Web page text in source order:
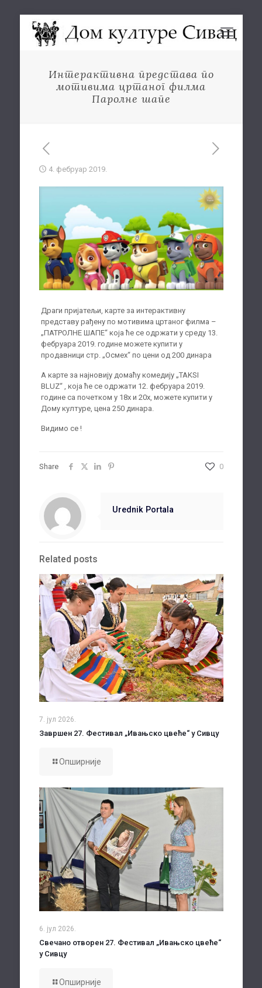
Интерактивна представа по
мотивима цртаног филма
Паролне шапе
4. фебруар 2019.
Драги пријатељи, карте за интерактивну
представу рађену по мотивима цртаног филма –
„ПАТРОЛНЕ ШАПЕ“ која ће се одржати у среду 13.
фебруара 2019. године можете купити у
продавници стр. „Осмех“ по цени од 200 динара
А карте за најновију домаћу комедију „TAKSI
BLUZ“ , која ће се одржати 12. фебруара 2019.
године са почетком у 18х и 20х, можете купити у
Дому културе, цена 250 динара.
Видимо се !
Share 0
Urednik Portala
Related posts
7. јул 2026.
Завршен 27. Фестивал „Ивањско цвеће“ у Сивцу
Опширније
6. јул 2026.
Свечано отворен 27. Фестивал „Ивањско цвеће“
у Сивцу
Опширније